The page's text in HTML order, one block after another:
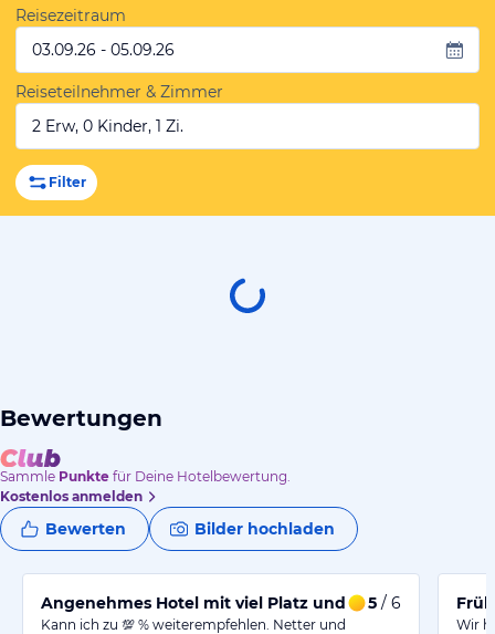
Reisezeitraum
03.09.26 - 05.09.26
Reiseteilnehmer & Zimmer
2 Erw, 0 Kinder, 1 Zi.
Filter
Bewertungen
Sammle Punkte für Deine Hotelbewertung.
Kostenlos anmelden
Bewerten Bilder hochladen
Angenehmes Hotel mit viel Platz und nettem Empfang
5 / 6
Kann ich zu 💯 % weiterempfehlen. Netter und
Wir